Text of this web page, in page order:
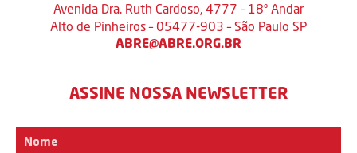
Avenida Dra. Ruth Cardoso, 4777 – 18º Andar
Alto de Pinheiros – 05477-903 – São Paulo SP
ABRE@ABRE.ORG.BR
ASSINE NOSSA NEWSLETTER